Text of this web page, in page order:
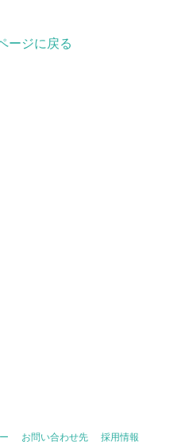
ージに戻る
お問い合わせ先 採用情報